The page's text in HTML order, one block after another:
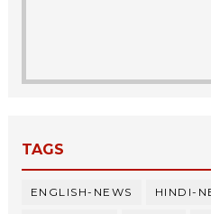
TAGS
ENGLISH-NEWS HINDI-